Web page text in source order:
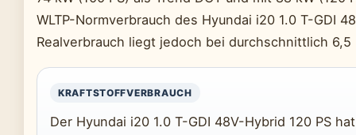
WLTP-Normverbrauch des Hyundai i20 1.0 T-GDI
Realverbrauch liegt jedoch bei durchschnittlich 6,5
KRAFTSTOFFVERBRAUCH
Der Hyundai i20 1.0 T-GDI 48V-Hybrid 120 PS